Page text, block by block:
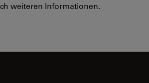
weiteren Informationen.